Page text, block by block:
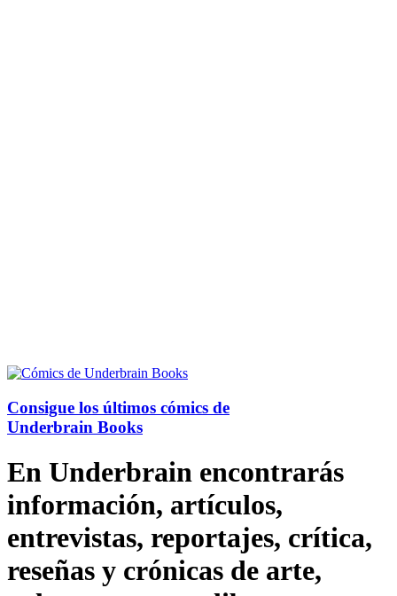
Consigue los últimos cómics de
Underbrain Books
En Underbrain encontrarás
información, artículos,
entrevistas, reportajes, crítica,
reseñas y crónicas de arte,